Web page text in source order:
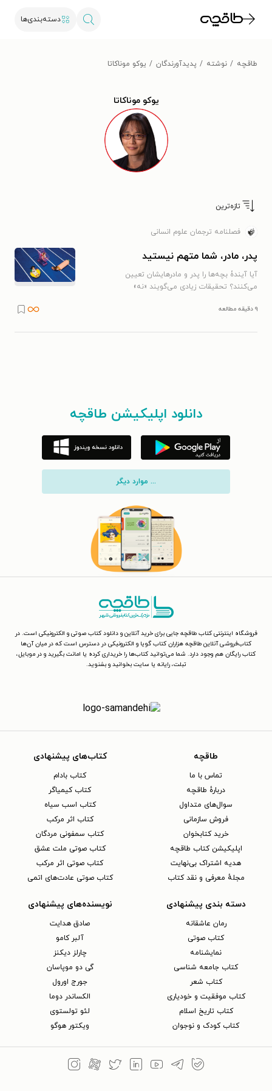
دسته‌بندی‌ها
طاقچه نوشته پدیدآورندگان یوکو موناکاتا
یوکو موناکاتا
تازه‌ترین
فصلنامه ترجمان علوم انسانی
پدر، مادر، شما متهم نیستید
آیا آیندۀ بچه‌ها را پدر و مادرهایشان تعیین
می‌کنند؟ تحقیقات زیادی می‌گویند «نه»
۹ دقیقه مطالعه
دانلود اپلیکیشن طاقچه
... موارد دیگر
فروشگاه اینترنتی کتاب طاقچه جایی برای خرید آنلاین و دانلود کتاب صوتی و الکترونیکی است. در
کتاب‌فروشی آنلاین طاقچه هزاران کتاب گویا و الکترونیکی در دسترس است که در میان آن‌ها
کتاب رایگان هم وجود دارد. شما می‌توانید کتاب‌ها را خریداری کرده یا امانت بگیرید و در موبایل،
تبلت، رایانه یا سایت بخوانید و بشنوید.
طاقچه
تماس با ما
دربارهٔ طاقچه
سوال‌های متداول
فروش سازمانی
خرید کتابخوان
اپلیکیشن کتاب طاقچه
هدیه اشتراک بی‌نهایت
مجلهٔ معرفی و نقد کتاب
کتاب‌های پیشنهادی
کتاب بادام
کتاب کیمیاگر
کتاب اسب سیاه
کتاب اثر مرکب
کتاب سمفونی مردگان
کتاب صوتی ملت عشق
کتاب صوتی اثر مرکب
کتاب صوتی عادت‌های اتمی
دسته بندی پیشنهادی
رمان عاشقانه
کتاب‌ صوتی
نمایشنامه
کتاب جامعه شناسی
کتاب شعر
کتاب موفقیت و خودیاری
کتاب تاریخ اسلام
کتاب کودک و نوجوان
نویسنده‌های پیشنهادی
صادق هدایت
آلبر کامو
چارلز دیکنز
گی دو موپاسان
جورج اورول
الکساندر دوما
لئو تولستوی
ویکتور هوگو